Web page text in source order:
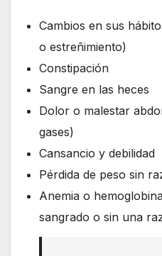
Cambios en sus
o estreñimiento)
Constipación
Sangre en las heces
Dolor o malestar
gases)
Cansancio y debilidad
Pérdida de peso sin
Anemia o
sangrado o sin una